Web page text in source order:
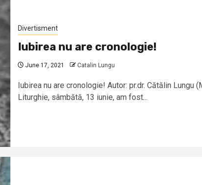
Divertisment
Iubirea nu are cronologie!
June 17, 2021 Catalin Lungu
Iubirea nu are cronologie! Autor: pr.dr. Cătălin Lungu
Liturghie, sâmbătă, 13 iunie, am fost...